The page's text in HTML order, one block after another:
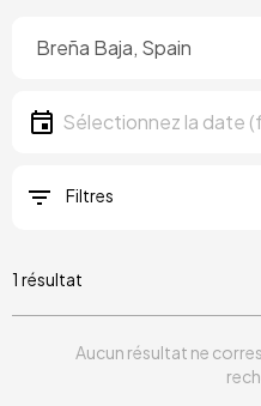
Date
Sélectionnez la date
Filtres
1 résultat
Aucun résultat ne